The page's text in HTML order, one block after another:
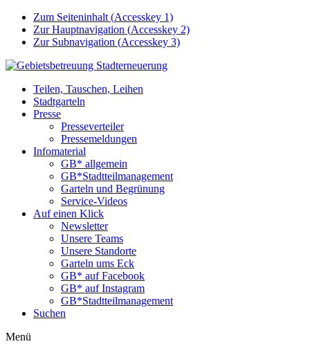
Zum Seiteninhalt (Accesskey 1)
Zur Hauptnavigation (Accesskey 2)
Zur Subnavigation (Accesskey 3)
Teilen, Tauschen, Leihen
Stadtgarteln
Presse
Presseverteiler
Pressemeldungen
Infomaterial
GB* allgemein
GB*Stadtteilmanagement
Garteln und Begrünung
Service-Videos
Auf einen Klick
Newsletter
Unsere Teams
Unsere Standorte
Garteln ums Eck
GB* auf Facebook
GB* auf Instagram
GB*Stadtteilmanagement
Suchen
Menü